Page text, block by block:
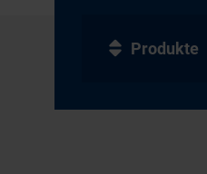
Produkte